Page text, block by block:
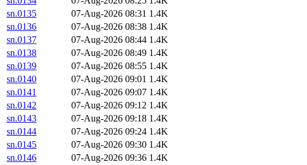
sn.0135
07-Aug-2026 08:31 1.4K
sn.0136
07-Aug-2026 08:38 1.4K
sn.0137
07-Aug-2026 08:44 1.4K
sn.0138
07-Aug-2026 08:49 1.4K
sn.0139
07-Aug-2026 08:55 1.4K
sn.0140
07-Aug-2026 09:01 1.4K
sn.0141
07-Aug-2026 09:07 1.4K
sn.0142
07-Aug-2026 09:12 1.4K
sn.0143
07-Aug-2026 09:18 1.4K
sn.0144
07-Aug-2026 09:24 1.4K
sn.0145
07-Aug-2026 09:30 1.4K
sn.0146
07-Aug-2026 09:36 1.4K